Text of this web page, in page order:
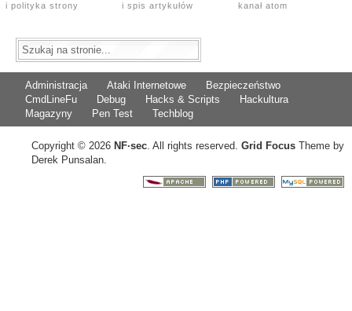
i polityka strony i spis artykułów kanał atom
Administracja Ataki Internetowe
Bezpieczeństwo
CmdLineFu
Debug Hacks & Scripts
Hackultura
Magazyny
Pen Test Techblog
Copyright © 2026 NF·sec. All rights reserved. Grid Focus Theme by
Derek Punsalan.